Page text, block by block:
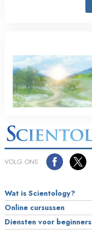
VOLG ONS
Wat is Scientology?
Online cursussen
Diensten voor beginners